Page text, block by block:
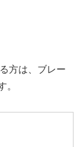
方は、ブレー
。